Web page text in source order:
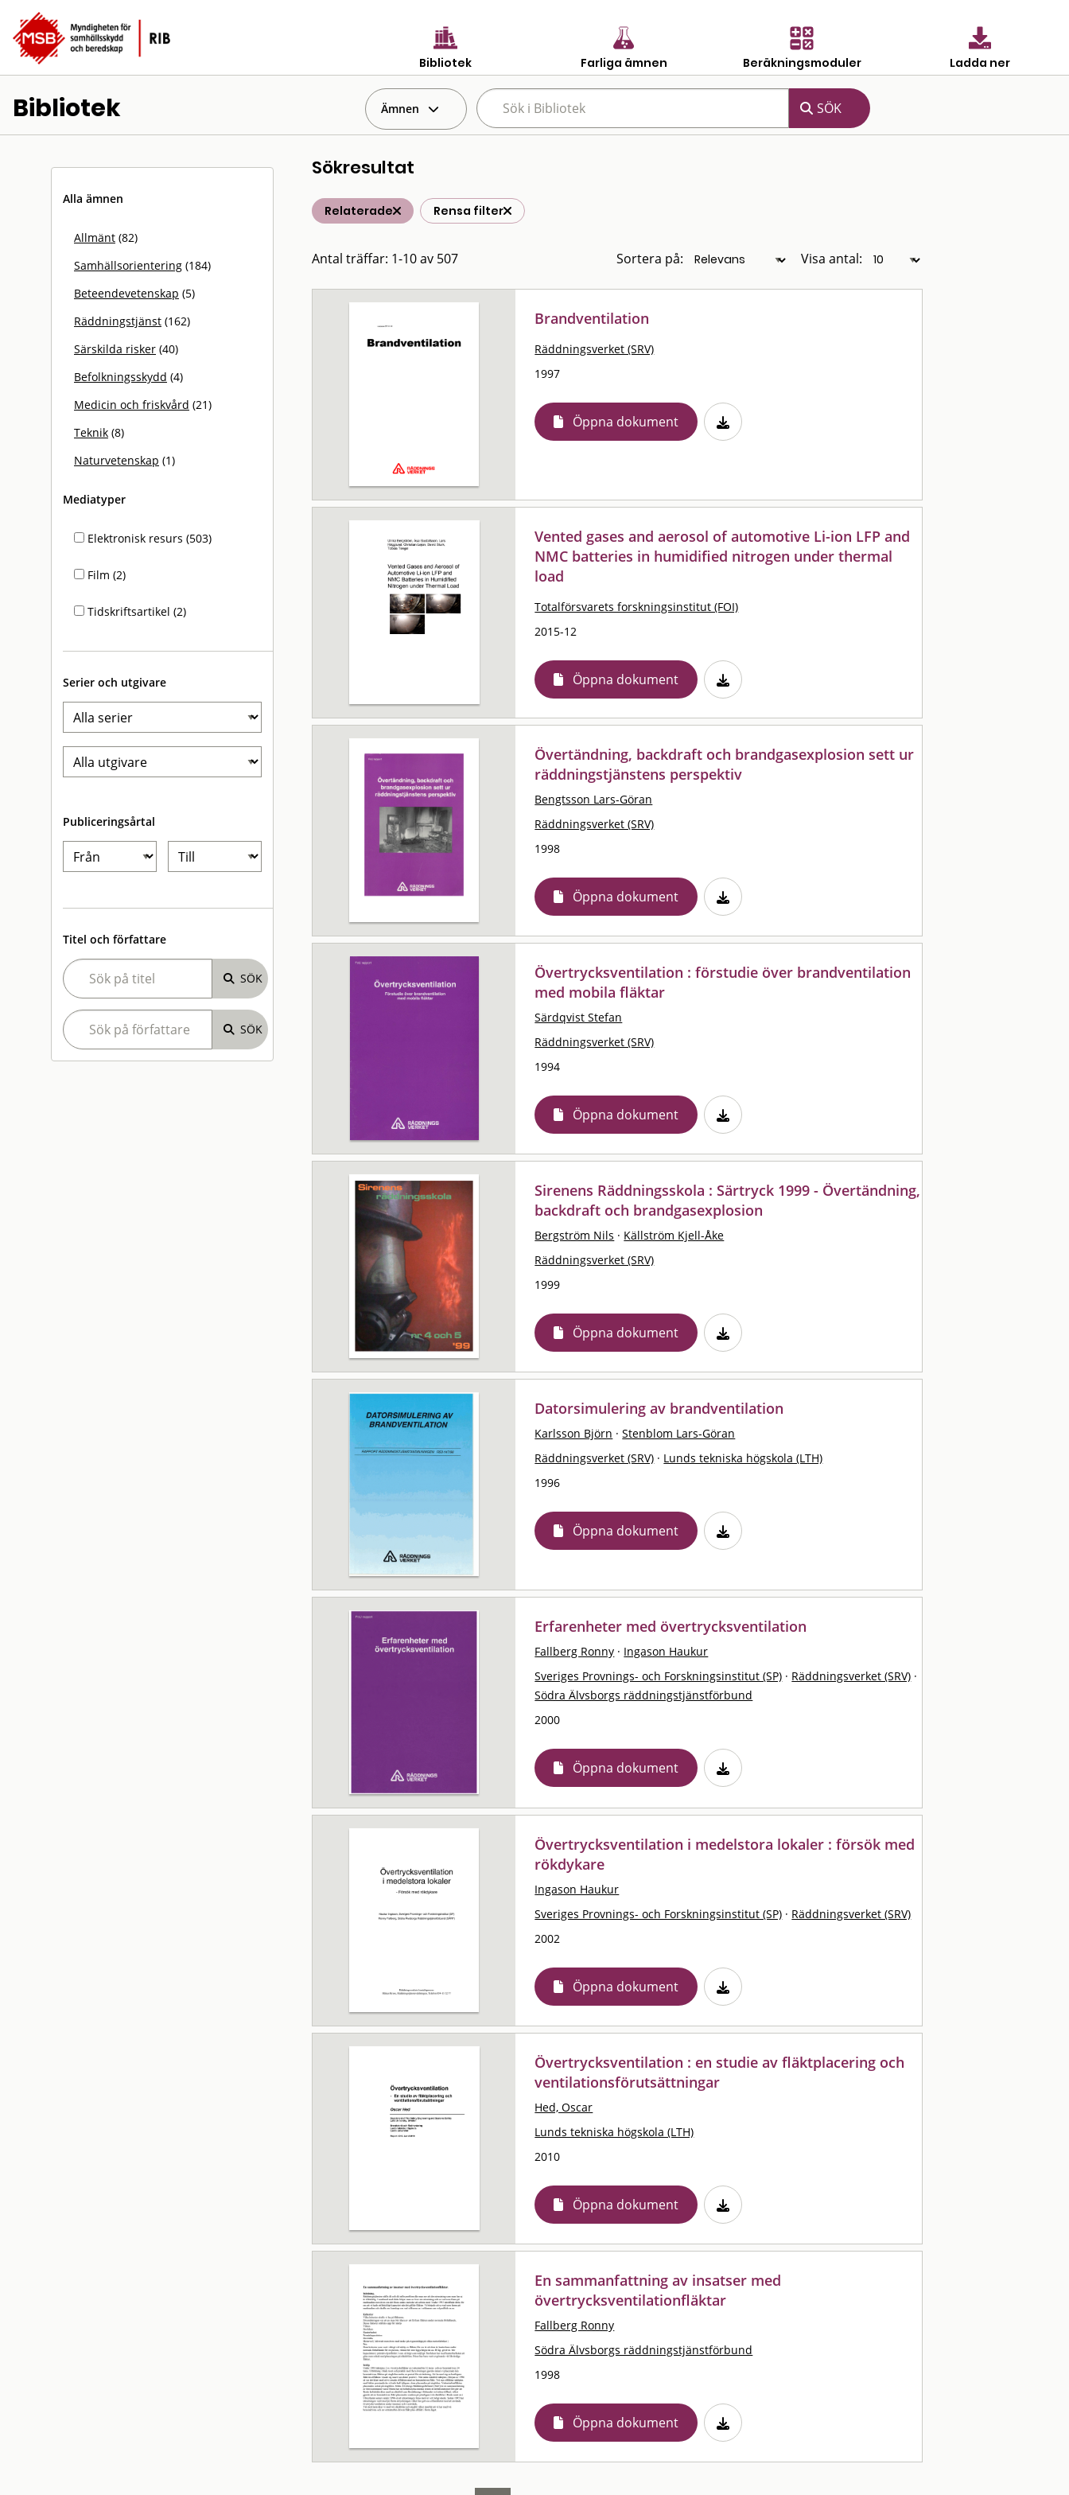
Bibliotek Farliga ämnen Beräkningsmoduler Ladda ner
Bibliotek Ämnen
Alla ämnen
Allmänt (82)
Samhällsorientering (184)
Beteendevetenskap (5)
Räddningstjänst (162)
Särskilda risker (40)
Befolkningsskydd (4)
Medicin och friskvård (21)
Teknik (8)
Naturvetenskap (1)
Mediatyper
Elektronisk resurs (503)
Film (2)
Tidskriftsartikel (2)
Serier och utgivare
Publiceringsårtal
Titel och författare
Sökresultat
Relaterade Rensa filter
Antal träffar: 1-10 av 507 Sortera på: Visa antal:
Brandventilation
Räddningsverket (SRV)
1997
Öppna dokument
Vented gases and aerosol of automotive Li-ion LFP and
NMC batteries in humidified nitrogen under thermal
load
Totalförsvarets forskningsinstitut (FOI)
2015-12
Öppna dokument
Övertändning, backdraft och brandgasexplosion sett ur
räddningstjänstens perspektiv
Bengtsson Lars-Göran
Räddningsverket (SRV)
1998
Öppna dokument
Övertrycksventilation : förstudie över brandventilation
med mobila fläktar
Särdqvist Stefan
Räddningsverket (SRV)
1994
Öppna dokument
Sirenens Räddningsskola : Särtryck 1999 - Övertändning,
backdraft och brandgasexplosion
Bergström Nils · Källström Kjell-Åke
Räddningsverket (SRV)
1999
Öppna dokument
Datorsimulering av brandventilation
Karlsson Björn · Stenblom Lars-Göran
Räddningsverket (SRV) · Lunds tekniska högskola (LTH)
1996
Öppna dokument
Erfarenheter med övertrycksventilation
Fallberg Ronny · Ingason Haukur
Sveriges Provnings- och Forskningsinstitut (SP) · Räddningsverket (SRV) ·
Södra Älvsborgs räddningstjänstförbund
2000
Öppna dokument
Övertrycksventilation i medelstora lokaler : försök med
rökdykare
Ingason Haukur
Sveriges Provnings- och Forskningsinstitut (SP) · Räddningsverket (SRV)
2002
Öppna dokument
Övertrycksventilation : en studie av fläktplacering och
ventilationsförutsättningar
Hed, Oscar
Lunds tekniska högskola (LTH)
2010
Öppna dokument
En sammanfattning av insatser med
övertrycksventilationfläktar
Fallberg Ronny
Södra Älvsborgs räddningstjänstförbund
1998
Öppna dokument